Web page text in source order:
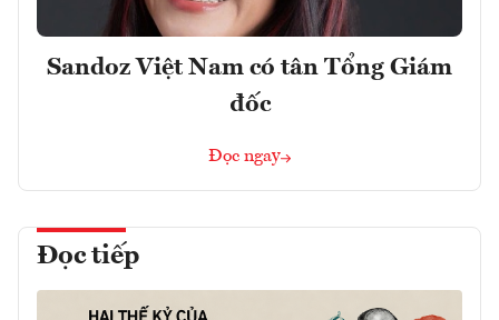
Sandoz Việt Nam có tân Tổng Giám
đốc
Đọc ngay
Đọc tiếp